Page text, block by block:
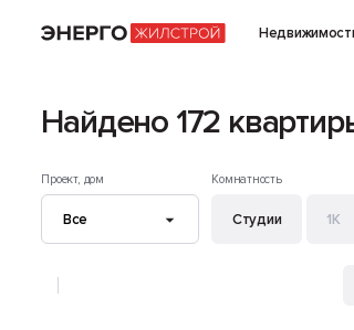
Найдено 172
Проект, дом Комнатность
Студии 1К